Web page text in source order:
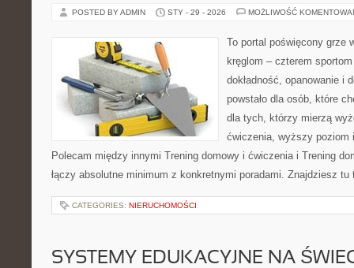
POSTED BY ADMIN STY - 29 - 2026 MOŻLIWOŚĆ
To portal poświęcony grze
kręglom – czterem
dokładność, opanowanie i
powstało dla osób, które
dla tych, którzy mierzą
ćwiczenia, wyższy poziom
Polecam między innymi Trening domowy i ćwiczenia i Trening
łączy absolutne minimum z konkretnymi poradami. Znajdziesz
CATEGORIES: NIERUCHOMOŚCI
SYSTEMY EDUKACYJNE NA